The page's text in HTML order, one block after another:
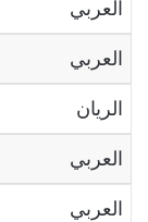
العربي
العربي
الريان
العربي
العربي